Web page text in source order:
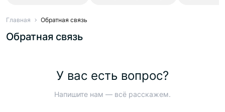
Главная Обратная связь
Обратная связь
У вас есть вопрос?
Напишите нам — всё расскажем.